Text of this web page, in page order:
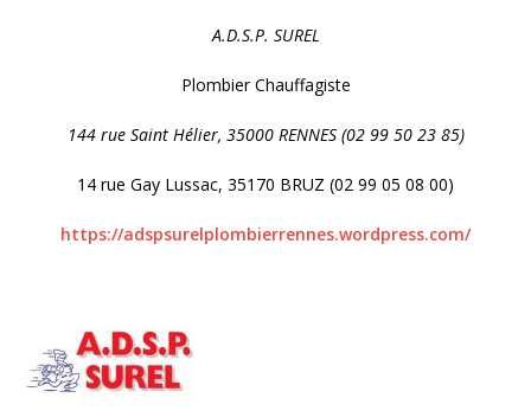
A.D.S.P. SUREL
Plombier Chauffagiste
144 rue Saint Hélier, 35000 RENNES (02 99 50 23 85)
14 rue Gay Lussac, 35170 BRUZ (02 99 05 08 00)
https://adspsurelplombierrennes.wordpress.com/